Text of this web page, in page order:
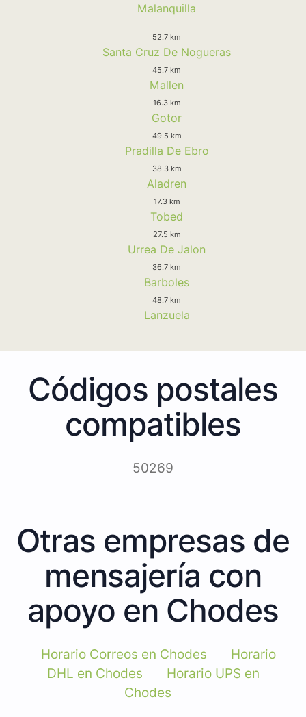
Malanquilla
52.7 km
Santa Cruz De Nogueras
45.7 km
Mallen
16.3 km
Gotor
49.5 km
Pradilla De Ebro
38.3 km
Aladren
17.3 km
Tobed
27.5 km
Urrea De Jalon
36.7 km
Barboles
48.7 km
Lanzuela
Códigos postales
compatibles
50269
Otras empresas de
mensajería con
apoyo en Chodes
Horario Correos en Chodes
Horario
DHL en Chodes
Horario UPS en
Chodes